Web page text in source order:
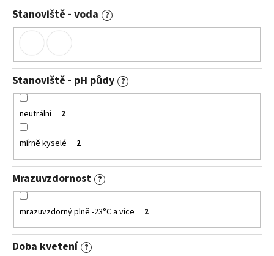
Stanoviště - voda ?
Stanoviště - pH půdy ?
neutrální 2
mírně kyselé 2
Mrazuvzdornost ?
mrazuvzdorný plně -23°C a více 2
Doba kvetení ?